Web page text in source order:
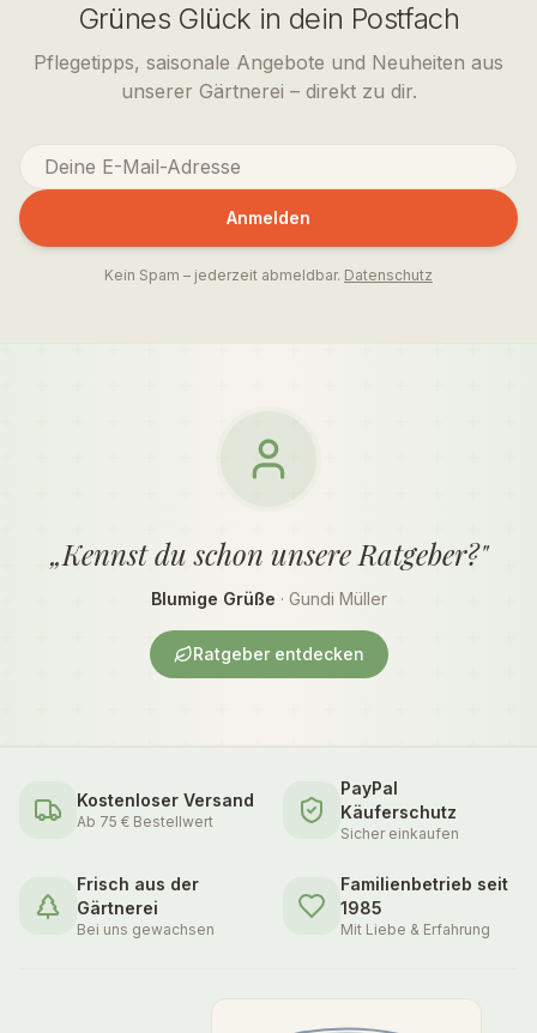
Grünes Glück in dein Postfach
Pflegetipps, saisonale Angebote und Neuheiten aus
unserer Gärtnerei – direkt zu dir.
Anmelden
Kein Spam – jederzeit abmeldbar. Datenschutz
„Kennst du schon unsere Ratgeber?"
Blumige Grüße · Gundi Müller
Ratgeber entdecken
Kostenloser Versand
Ab 75 € Bestellwert
PayPal
Käuferschutz
Sicher einkaufen
Frisch aus der
Gärtnerei
Bei uns gewachsen
Familienbetrieb seit
1985
Mit Liebe & Erfahrung